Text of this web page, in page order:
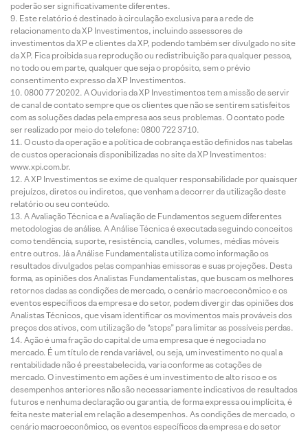
poderão ser significativamente diferentes.
Este relatório é destinado à circulação exclusiva para a rede de
relacionamento da XP Investimentos, incluindo assessores de
investimentos da XP e clientes da XP, podendo também ser divulgado no site
da XP. Fica proibida sua reprodução ou redistribuição para qualquer pessoa,
no todo ou em parte, qualquer que seja o propósito, sem o prévio
consentimento expresso da XP Investimentos.
0800 77 20202. A Ouvidoria da XP Investimentos tem a missão de servir
de canal de contato sempre que os clientes que não se sentirem satisfeitos
com as soluções dadas pela empresa aos seus problemas. O contato pode
ser realizado por meio do telefone: 0800 722 3710.
O custo da operação e a política de cobrança estão definidos nas tabelas
de custos operacionais disponibilizadas no site da XP Investimentos:
www.xpi.com.br.
A XP Investimentos se exime de qualquer responsabilidade por quaisquer
prejuízos, diretos ou indiretos, que venham a decorrer da utilização deste
relatório ou seu conteúdo.
A Avaliação Técnica e a Avaliação de Fundamentos seguem diferentes
metodologias de análise. A Análise Técnica é executada seguindo conceitos
como tendência, suporte, resistência, candles, volumes, médias móveis
entre outros. Já a Análise Fundamentalista utiliza como informação os
resultados divulgados pelas companhias emissoras e suas projeções. Desta
forma, as opiniões dos Analistas Fundamentalistas, que buscam os melhores
retornos dadas as condições de mercado, o cenário macroeconômico e os
eventos específicos da empresa e do setor, podem divergir das opiniões dos
Analistas Técnicos, que visam identificar os movimentos mais prováveis dos
preços dos ativos, com utilização de “stops” para limitar as possíveis perdas.
Ação é uma fração do capital de uma empresa que é negociada no
mercado. É um título de renda variável, ou seja, um investimento no qual a
rentabilidade não é preestabelecida, varia conforme as cotações de
mercado. O investimento em ações é um investimento de alto risco e os
desempenhos anteriores não são necessariamente indicativos de resultados
futuros e nenhuma declaração ou garantia, de forma expressa ou implícita, é
feita neste material em relação a desempenhos. As condições de mercado, o
cenário macroeconômico, os eventos específicos da empresa e do setor